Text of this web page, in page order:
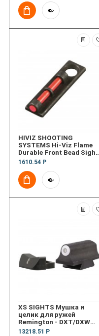
HIVIZ SHOOTING
SYSTEMS Hi-Viz Flame
Durable Front Bead Sight
- Red
1610.54 Р
XS SIGHTS Мушка и
целик для ружей
Remington - DXT/DXW
Dovetail Sights
13218.51 Р